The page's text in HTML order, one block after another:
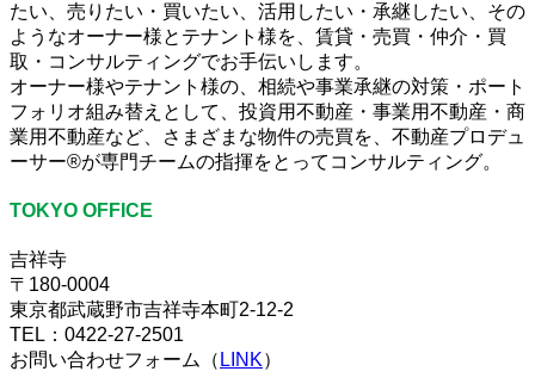
たい、売りたい・買いたい、活用したい・承継したい、その
ようなオーナー様とテナント様を、賃貸・売買・仲介・買
取・コンサルティングでお手伝いします。
オーナー様やテナント様の、相続や事業承継の対策・ポート
フォリオ組み替えとして、投資用不動産・事業用不動産・商
業用不動産など、さまざまな物件の売買を、不動産プロデュ
ーサー®が専門チームの指揮をとってコンサルティング。
TOKYO OFFICE
吉祥寺
〒180-0004
東京都武蔵野市吉祥寺本町2-12-2
TEL：0422-27-2501
お問い合わせフォーム（ LINK）